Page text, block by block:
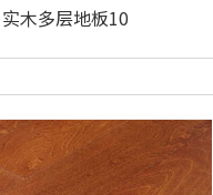
实木多层地板10